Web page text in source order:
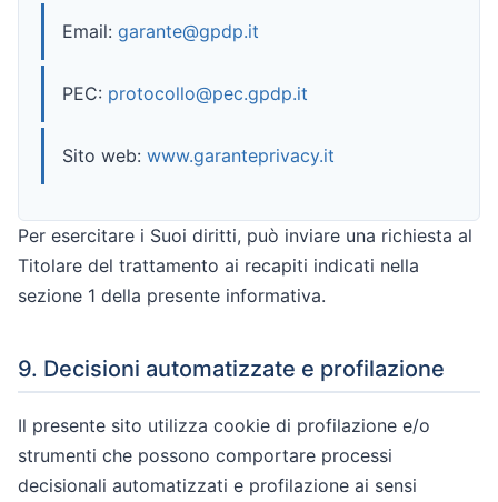
Email: garante@gpdp.it
PEC: protocollo@pec.gpdp.it
Sito web: www.garanteprivacy.it
Per esercitare i Suoi diritti, può inviare una richiesta al
Titolare del trattamento ai recapiti indicati nella
sezione 1 della presente informativa.
9. Decisioni automatizzate e profilazione
Il presente sito utilizza cookie di profilazione e/o
strumenti che possono comportare processi
decisionali automatizzati e profilazione ai sensi